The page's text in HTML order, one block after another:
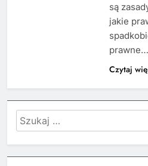
są
jakie
prawne…
Czytaj
Szukaj: